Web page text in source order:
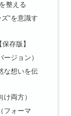
整える
”を意識す
存版】
ジョン）
な想いを伝
両方）
フォーマ